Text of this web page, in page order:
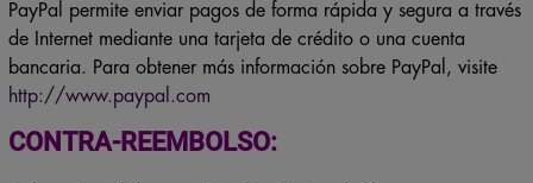
PayPal permite enviar pagos de forma rápida y segura a través
de Internet mediante una tarjeta de crédito o una cuenta
bancaria. Para obtener más información sobre PayPal, visite
http://www.paypal.com
CONTRA-REEMBOLSO: